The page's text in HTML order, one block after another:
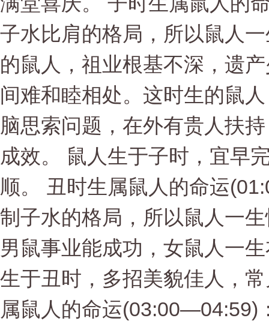
子水比肩的格局，所以鼠人
的鼠人，祖业根基不深，遗
间难和睦相处。这时生的鼠
脑思索问题，在外有贵人扶
成效。 鼠人生于子时，宜早
顺。 丑时生属鼠人的命运
制子水的格局，所以鼠人一
男鼠事业能成功，女鼠人一
生于丑时，多招美貌佳人，
属鼠人的命运(03:00—04:59)